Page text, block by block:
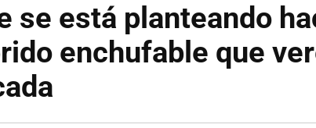
se está planteando
enchufable que